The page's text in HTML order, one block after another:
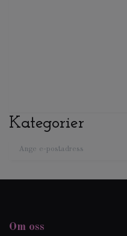
Kategorier
Om oss